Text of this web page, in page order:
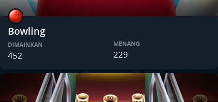
Bowling
DIMAINKAN
452
MENANG
229